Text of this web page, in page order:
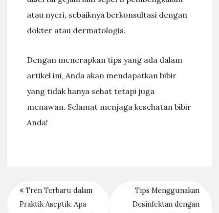
atau nyeri, sebaiknya berkonsultasi dengan
dokter atau dermatologis.
Dengan menerapkan tips yang ada dalam
artikel ini, Anda akan mendapatkan bibir
yang tidak hanya sehat tetapi juga
menawan. Selamat menjaga kesehatan bibir
Anda!
Tren Terbaru dalam
Praktik Aseptik: Apa
Tips Menggunakan
Desinfektan dengan